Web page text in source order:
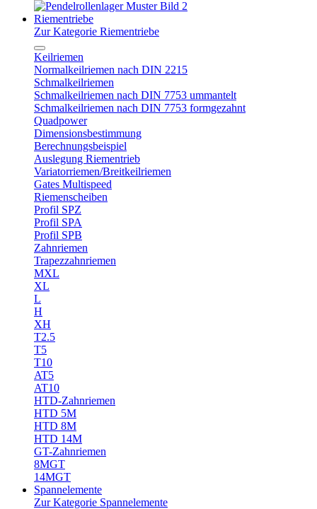
Riementriebe
Zur Kategorie Riementriebe
Keilriemen
Normalkeilriemen nach DIN 2215
Schmalkeilriemen
Schmalkeilriemen nach DIN 7753 ummantelt
Schmalkeilriemen nach DIN 7753 formgezahnt
Quadpower
Dimensionsbestimmung
Berechnungsbeispiel
Auslegung Riementrieb
Variatorriemen/Breitkeilriemen
Gates Multispeed
Riemenscheiben
Profil SPZ
Profil SPA
Profil SPB
Zahnriemen
Trapezzahnriemen
MXL
XL
L
H
XH
T2.5
T5
T10
AT5
AT10
HTD-Zahnriemen
HTD 5M
HTD 8M
HTD 14M
GT-Zahnriemen
8MGT
14MGT
Spannelemente
Zur Kategorie Spannelemente